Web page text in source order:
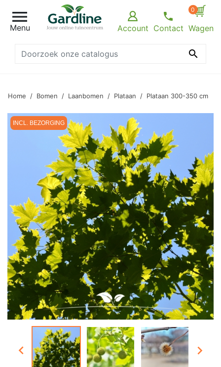

Menu Account Contact
0
Wagen

Home Bomen Laanbomen Plataan Plataan 300-350 cm
INCL. BEZORGING
 